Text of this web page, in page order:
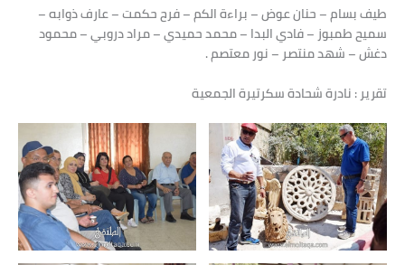
طيف بسام – حنان عوض – براءة الكم – فرح حكمت – عارف ذوابه –
سميح طمبوز – فادي البدا – محمد حميدي – مراد دروبي – محمود
دغش – شهد منتصر – نور معتصم .
تقرير : نادرة شحادة سكرتيرة الجمعية